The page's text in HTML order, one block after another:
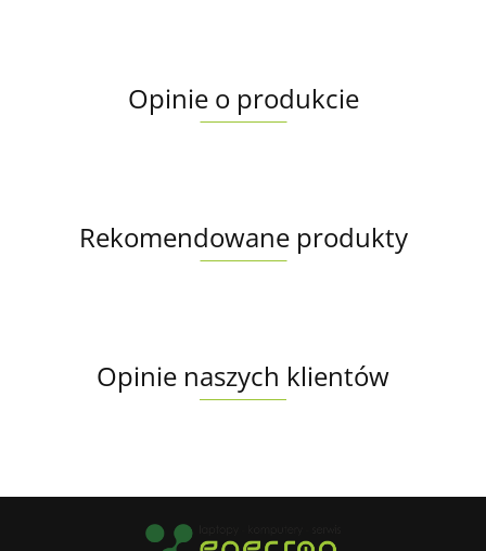
Opinie o produkcie
Rekomendowane produkty
Opinie naszych klientów